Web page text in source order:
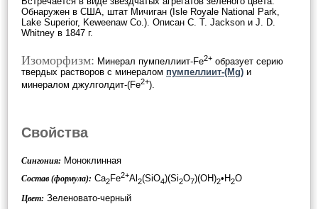
Обнаружен в США, штат Мичиган (Isle Royale National Park,
Lake Superior, Keweenaw Co.). Описан C. T. Jackson и J. D.
Whitney в 1847 г.
Изоморфизм: Минерал пумпеллиит-Fe2+ образует серию
твердых растворов с минералом пумпеллиит-(Mg) и
минералом джулголдит-(Fe2+).
Свойства
Сингония: Моноклинная
Состав (формула): Ca2Fe2+Al 2(SiO4)(Si2O7)(OH)2•H2O
Цвет: Зеленовато-черный